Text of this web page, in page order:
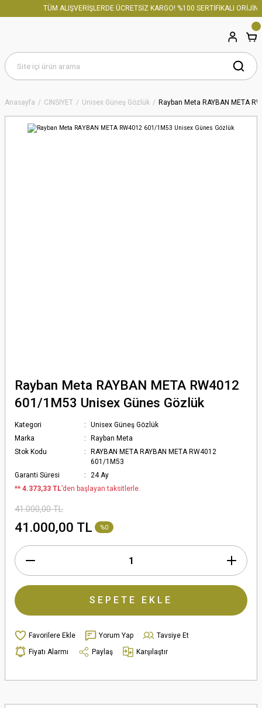
TÜM ALIŞVERİŞLERDE ÜCRETSİZ KARGO! %100 SERTİFİKALI ORİJİNAL
Anasayfa CİNSİYET Unisex Güneş Gözlük Rayban Meta RAYBAN META
Rayban Meta RAYBAN META RW4012
601/1M53 Unisex Günes Gözlük
Kategori
Unisex Güneş Gözlük
Marka
Rayban Meta
Stok Kodu
RAYBAN META RAYBAN META RW4012
601/1M53
Garanti Süresi
24 Ay
** 4.373,33 TL’den başlayan taksitlerle.
41.000,00 TL
41.000,00 TL %0
SEPETE EKLE
Yorum Yap
Tavsiye Et
Fiyatı Alarmı
Paylaş Karşılaştır